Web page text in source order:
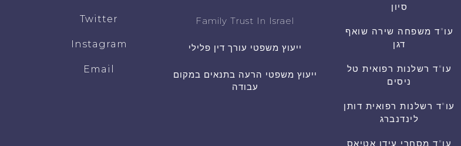
סיון
עו"ד משפחה שירה שואף
דגן
עו"ד רשלנות רפואית טל
ניסים
עו"ד רשלנות רפואית דותן
לינדנברג
עו"ד מסחרי עידן אטיאס
Family Trust In Israel
ייעוץ משפטי עורך דין פלילי
ייעוץ משפטי הרעה בתנאים במקום
עבודה
Twitter
Instagram
Email